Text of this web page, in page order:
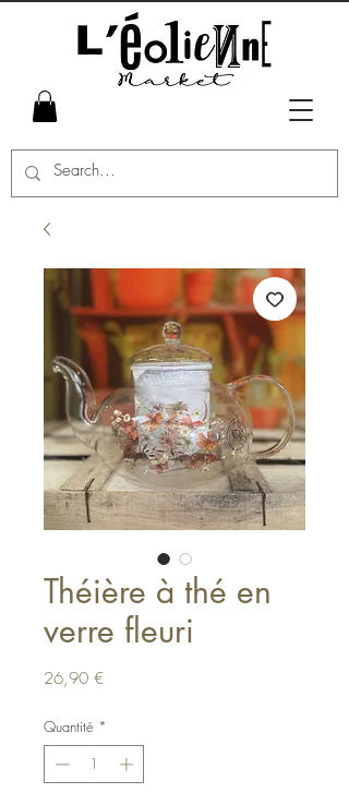
Théière à thé en
verre fleuri
26,90 €Prix
Quantité *